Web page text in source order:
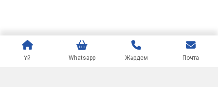
Үй Whatsapp Жәрдем Почта